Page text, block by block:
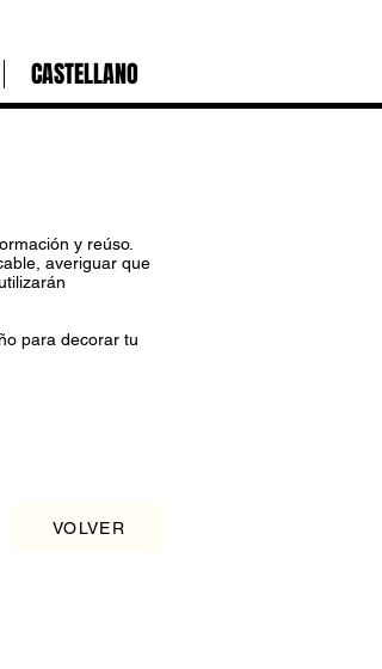
CASTELLANO
y reúso.
averiguar que
para decorar tu
VOLVER